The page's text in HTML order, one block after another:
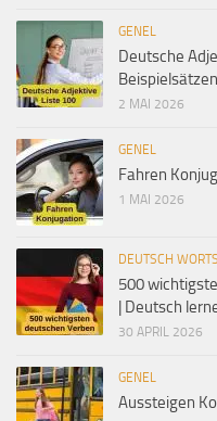
GENEL
Deutsche
2 MAI 2026
GENEL
Fahren
1 MAI 2026
DEUTSCH
500
| Deutsch
30 APRIL 2026
GENEL
Aussteigen